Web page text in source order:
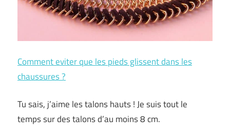
Comment eviter que les pieds glissent dans les
chaussures ?
Tu sais, j’aime les talons hauts ! Je suis tout le
temps sur des talons d’au moins 8 cm.